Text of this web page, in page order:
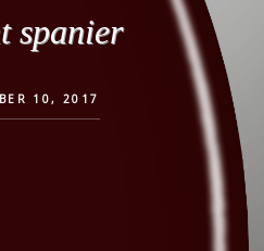
spanier
10, 2017